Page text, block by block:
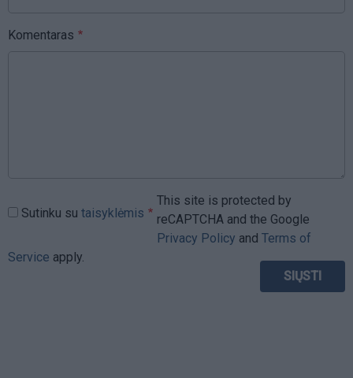
Komentaras
Sutinku su taisyklėmis
This site is protected by
reCAPTCHA and the Google
Privacy Policy and Terms of
Service apply.